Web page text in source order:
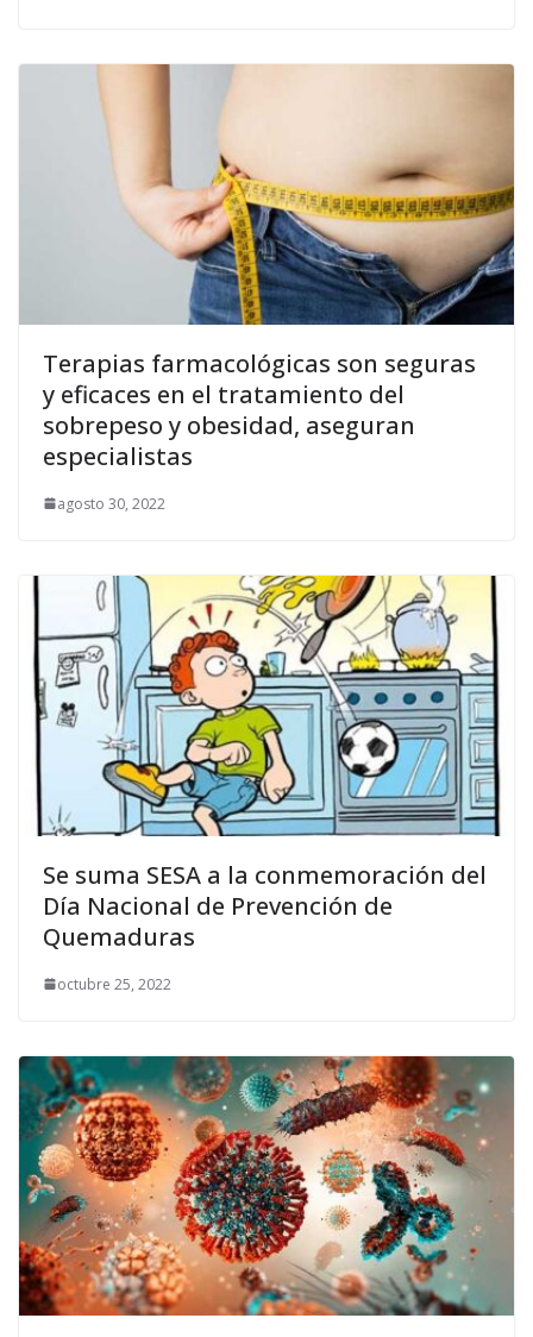
Terapias farmacológicas son seguras
y eficaces en el tratamiento del
sobrepeso y obesidad, aseguran
especialistas
agosto 30, 2022
Se suma SESA a la conmemoración del
Día Nacional de Prevención de
Quemaduras
octubre 25, 2022